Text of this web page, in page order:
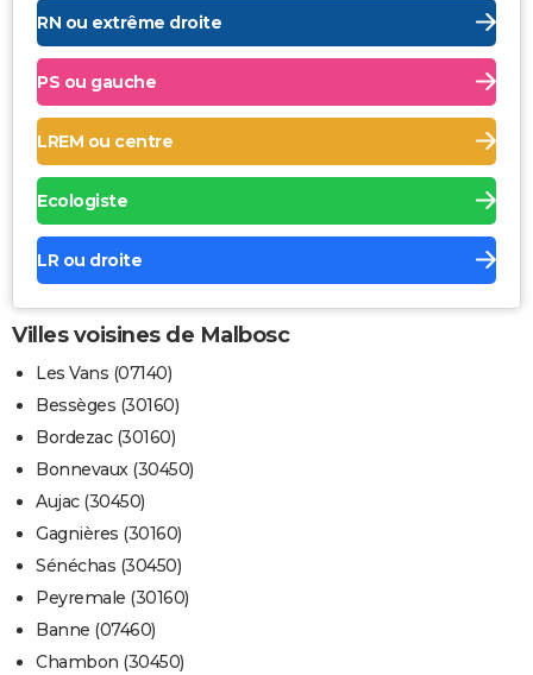
RN ou extrême droite
PS ou gauche
LREM ou centre
Ecologiste
LR ou droite
Villes voisines de Malbosc
Les Vans (07140)
Bessèges (30160)
Bordezac (30160)
Bonnevaux (30450)
Aujac (30450)
Gagnières (30160)
Sénéchas (30450)
Peyremale (30160)
Banne (07460)
Chambon (30450)